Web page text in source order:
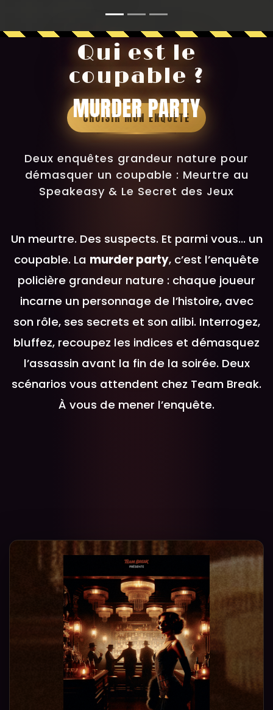
Qui est le
coupable ?
CHOISIR MON ENQUÊTE
MURDER PARTY
Deux enquêtes grandeur nature pour
démasquer un coupable : Meurtre au
Speakeasy & Le Secret des Jeux
Un meurtre. Des suspects. Et parmi vous… un
coupable. La murder party, c’est l’enquête
policière grandeur nature : chaque joueur
incarne un personnage de l’histoire, avec
son rôle, ses secrets et son alibi. Interrogez,
bluffez, recoupez les indices et démasquez
l’assassin avant la fin de la soirée. Deux
scénarios vous attendent chez Team Break.
À vous de mener l’enquête.